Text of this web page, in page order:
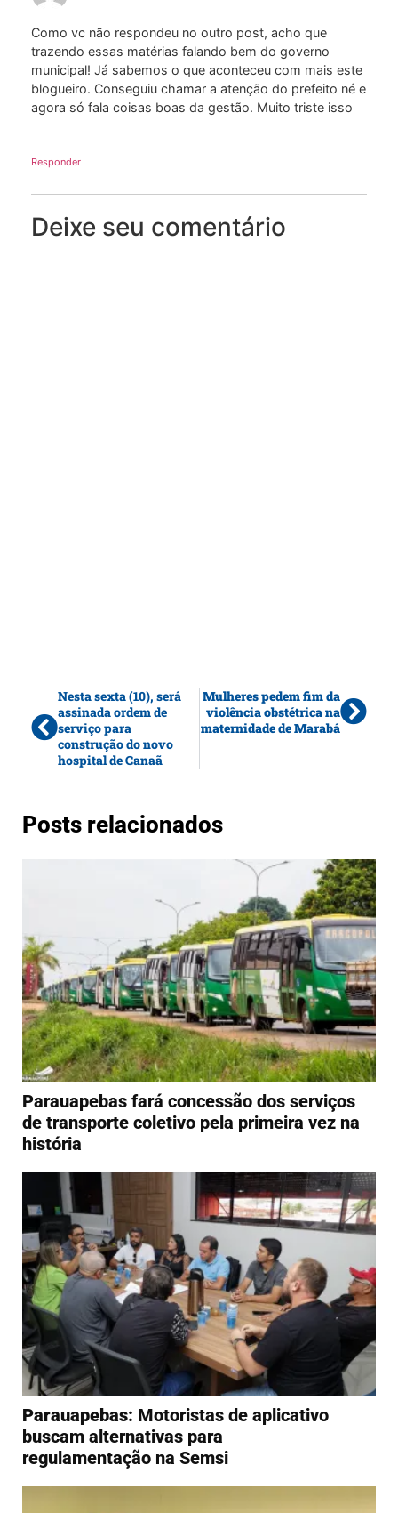
Como vc não respondeu no outro post, acho que
trazendo essas matérias falando bem do governo
municipal! Já sabemos o que aconteceu com mais este
blogueiro. Conseguiu chamar a atenção do prefeito né e
agora só fala coisas boas da gestão. Muito triste isso
Responder
Deixe seu comentário
Nesta sexta (10), será
assinada ordem de
serviço para
construção do novo
hospital de Canaã
Mulheres pedem fim da
violência obstétrica na
maternidade de Marabá
Posts relacionados
Parauapebas fará concessão dos serviços
de transporte coletivo pela primeira vez na
história
Parauapebas: Motoristas de aplicativo
buscam alternativas para
regulamentação na Semsi